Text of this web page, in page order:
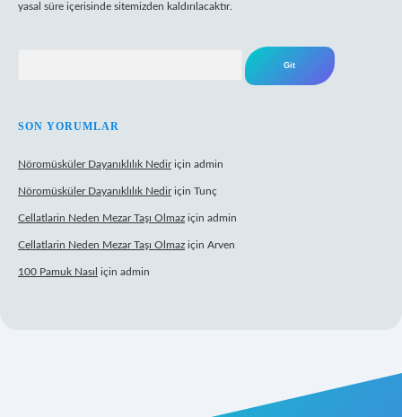
yasal süre içerisinde sitemizden kaldırılacaktır.
SON YORUMLAR
Nöromüsküler Dayanıklılık Nediriçin admin
Nöromüsküler Dayanıklılık Nediriçin Tunç
Cellatlarin Neden Mezar Taşı Olmaz için admin
Cellatlarin Neden Mezar Taşı Olmaz için Arven
100 Pamuk Nasıl için admin